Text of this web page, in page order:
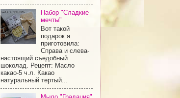
Набор "Сладкие
мечты"
Вот такой
подарок я
приготовила:
Справа и слева-
настоящий съедобный
шоколад. Рецепт: Масло
какао-5 ч.л. Какао
натуральный тертый...